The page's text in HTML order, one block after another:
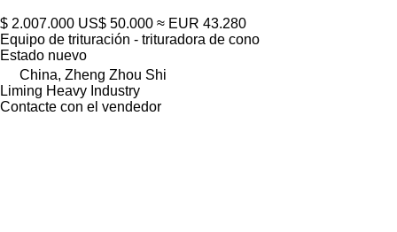
$ 2.007.000 US$ 50.000 ≈ EUR 43.280
Equipo de trituración - trituradora de cono
Estado nuevo
China, Zheng Zhou Shi
Liming Heavy Industry
Contacte con el vendedor